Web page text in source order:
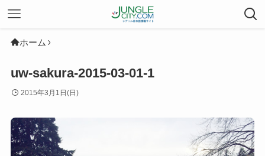
ホーム
uw-sakura-2015-03-01-1
2015年3月1日(日)